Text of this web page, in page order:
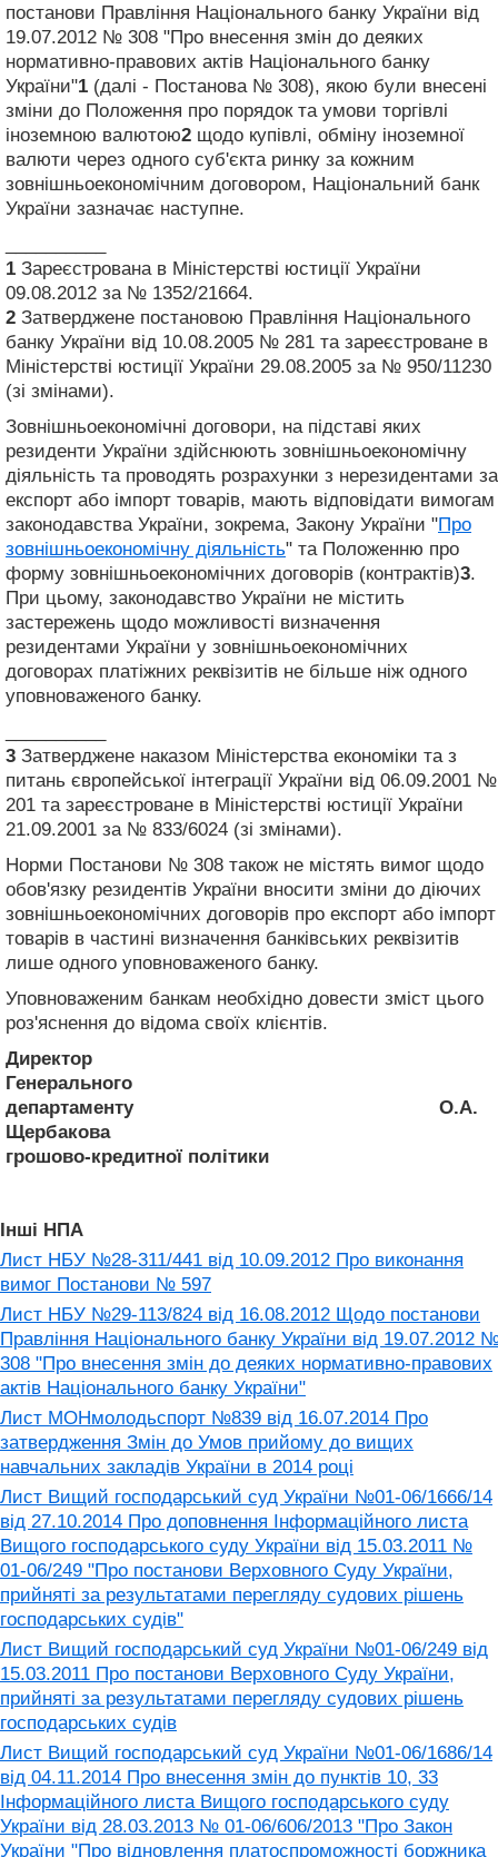
постанови Правління Національного банку України від
19.07.2012 № 308 "Про внесення змін до деяких
нормативно-правових актів Національного банку
України"1 (далі - Постанова № 308), якою були внесені
зміни до Положення про порядок та умови торгівлі
іноземною валютою2 щодо купівлі, обміну іноземної
валюти через одного суб'єкта ринку за кожним
зовнішньоекономічним договором, Національний банк
України зазначає наступне.
1 Зареєстрована в Міністерстві юстиції України
09.08.2012 за № 1352/21664.
2 Затверджене постановою Правління Національного
банку України від 10.08.2005 № 281 та зареєстроване в
Міністерстві юстиції України 29.08.2005 за № 950/11230
(зі змінами).
Зовнішньоекономічні договори, на підставі яких
резиденти України здійснюють зовнішньоекономічну
діяльність та проводять розрахунки з нерезидентами за
експорт або імпорт товарів, мають відповідати вимогам
законодавства України, зокрема, Закону України "Про
зовнішньоекономічну діяльність" та Положенню про
форму зовнішньоекономічних договорів (контрактів)3.
При цьому, законодавство України не містить
застережень щодо можливості визначення
резидентами України у зовнішньоекономічних
договорах платіжних реквізитів не більше ніж одного
уповноваженого банку.
3 Затверджене наказом Міністерства економіки та з
питань європейської інтеграції України від 06.09.2001 №
201 та зареєстроване в Міністерстві юстиції України
21.09.2001 за № 833/6024 (зі змінами).
Норми Постанови № 308 також не містять вимог щодо
обов'язку резидентів України вносити зміни до діючих
зовнішньоекономічних договорів про експорт або імпорт
товарів в частині визначення банківських реквізитів
лише одного уповноваженого банку.
Уповноваженим банкам необхідно довести зміст цього
роз'яснення до відома своїх клієнтів.
Директор
Генерального
департаменту
О.А.
Щербакова
грошово-кредитної політики
Інші НПА
Лист НБУ №28-311/441 від 10.09.2012 Про виконання
вимог Постанови № 597
Лист НБУ №29-113/824 від 16.08.2012 Щодо постанови
Правління Національного банку України від 19.07.2012
308 "Про внесення змін до деяких нормативно-правових
актів Національного банку України"
Лист МОНмолодьспорт №839 від 16.07.2014 Про
затвердження Змін до Умов прийому до вищих
навчальних закладів України в 2014 році
Лист Вищий господарський суд України №01-06/1666/14
від 27.10.2014 Про доповнення Інформаційного листа
Вищого господарського суду України від 15.03.2011 №
01-06/249 "Про постанови Верховного Суду України,
прийняті за результатами перегляду судових рішень
господарських судів"
Лист Вищий господарський суд України №01-06/249 від
15.03.2011 Про постанови Верховного Суду України,
прийняті за результатами перегляду судових рішень
господарських судів
Лист Вищий господарський суд України №01-06/1686/14
від 04.11.2014 Про внесення змін до пунктів 10, 33
Інформаційного листа Вищого господарського суду
України від 28.03.2013 № 01-06/606/2013 "Про Закон
України "Про відновлення платоспроможності боржника